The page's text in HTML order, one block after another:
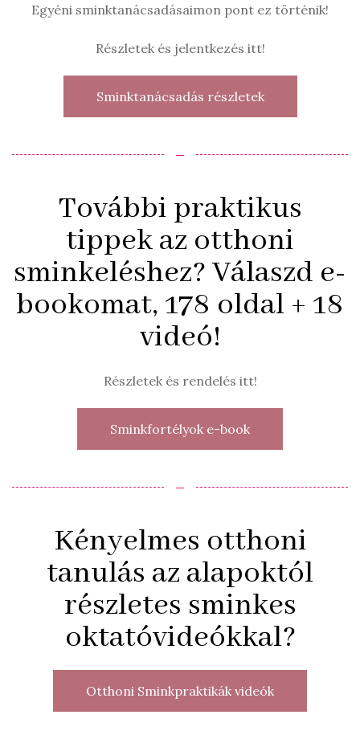
Egyéni sminktanácsadásaimon pont ez történik!
Részletek és jelentkezés itt!
Sminktanácsadás részletek
‒
További praktikus
tippek az otthoni
sminkeléshez? Válaszd e-
bookomat, 178 oldal + 18
videó!
Részletek és rendelés itt!
Sminkfortélyok e-book
‒
Kényelmes otthoni
tanulás az alapoktól
részletes sminkes
oktatóvideókkal?
Otthoni Sminkpraktikák videók